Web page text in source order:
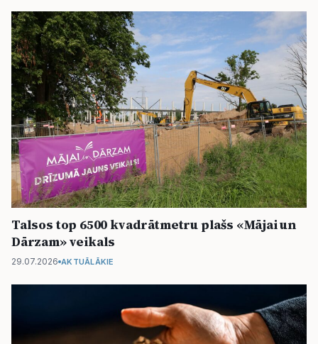
Talsos top 6500 kvadrātmetru plašs «Mājai un
Dārzam» veikals
29.07.2026 AKTUĀLĀKIE